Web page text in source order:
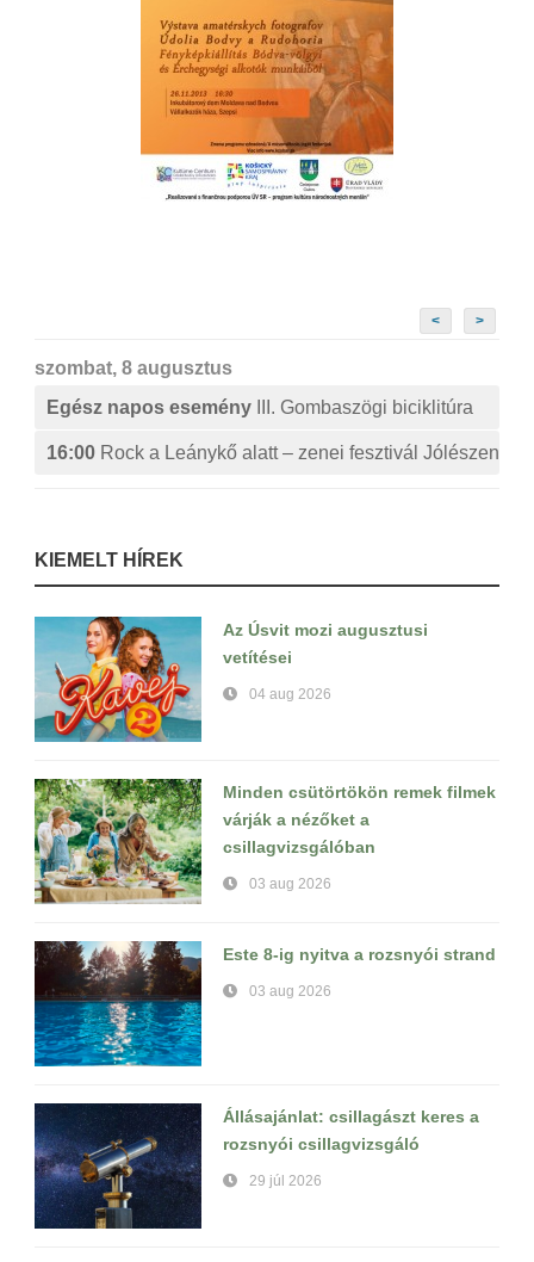
< >
szombat, 8 augusztus
Egész napos esemény
III. Gombaszögi biciklitúra
16:00 Rock a Leánykő alatt – zenei fesztivál Jólészen
KIEMELT HÍREK
Az Úsvit mozi augusztusi
vetítései
04 aug 2026
Minden csütörtökön remek filmek
várják a nézőket a
csillagvizsgálóban
03 aug 2026
Este 8-ig nyitva a rozsnyói strand
03 aug 2026
Állásajánlat: csillagászt keres a
rozsnyói csillagvizsgáló
29 júl 2026